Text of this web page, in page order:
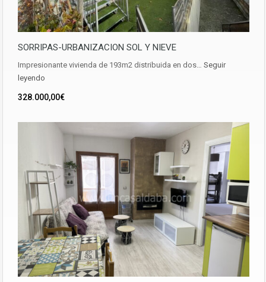
SORRIPAS-URBANIZACION SOL Y NIEVE
Impresionante vivienda de 193m2 distribuida en dos… Seguir
leyendo
328.000,00€